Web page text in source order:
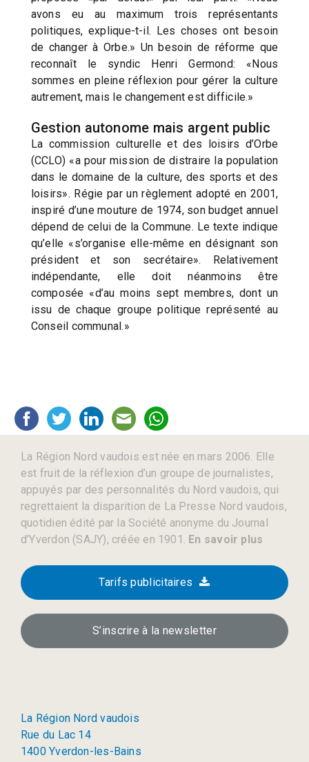
avons eu au maximum trois représentants
politiques, explique-t-il. Les choses ont besoin
de changer à Orbe.» Un besoin de réforme que
reconnaît le syndic Henri Germond: «Nous
sommes en pleine réflexion pour gérer la culture
autrement, mais le changement est difficile.»
Gestion autonome mais argent public
La commission culturelle et des loisirs d’Orbe
(CCLO) «a pour mission de distraire la population
dans le domaine de la culture, des sports et des
loisirs». Régie par un règlement adopté en 2001,
inspiré d’une mouture de 1974, son budget annuel
dépend de celui de la Commune. Le texte indique
qu’elle «s’organise elle-même en désignant son
président et son secrétaire». Relativement
indépendante, elle doit néanmoins être
composée «d’au moins sept membres, dont un
issu de chaque groupe politique représenté au
Conseil communal.»
La Région Nord vaudois est née en mars 2006. Elle
est fruit de la réflexion d’un groupe de journalistes,
appuyés par des personnalités du Nord vaudois, qui
regrettaient la disparition de La Presse Nord vaudois,
quotidien édité par la Société anonyme du Journal
d’Yverdon (SAJY), créée en 1901. En savoir plus
Tarifs publicitaires
S’inscrire à la newsletter
La Région Nord vaudois
Rue du Lac 14
1400 Yverdon-les-Bains